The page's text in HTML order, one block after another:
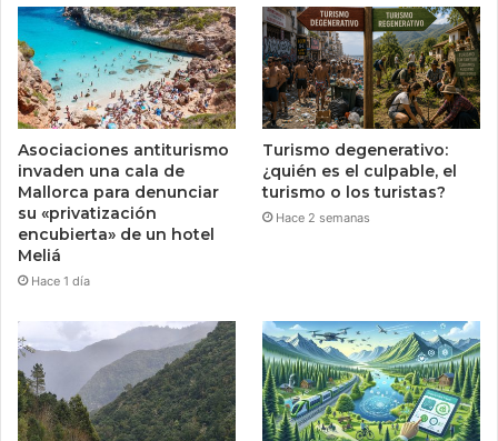
Asociaciones antiturismo
invaden una cala de
Mallorca para denunciar
su «privatización
encubierta» de un hotel
Meliá
Hace 1 día
Turismo degenerativo:
¿quién es el culpable, el
turismo o los turistas?
Hace 2 semanas